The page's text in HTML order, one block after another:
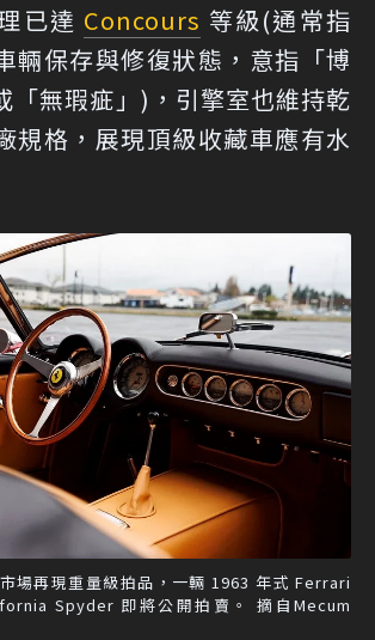
已達 Concours 等級(通常指
輛保存與修復狀態，意指「博
「無瑕疵」)，引擎室也維持乾
規格，展現頂級收藏車應有水
場再現重量級拍品，一輛 1963 年式 Ferrari
Spyder 即將公開拍賣。 摘自Mecum